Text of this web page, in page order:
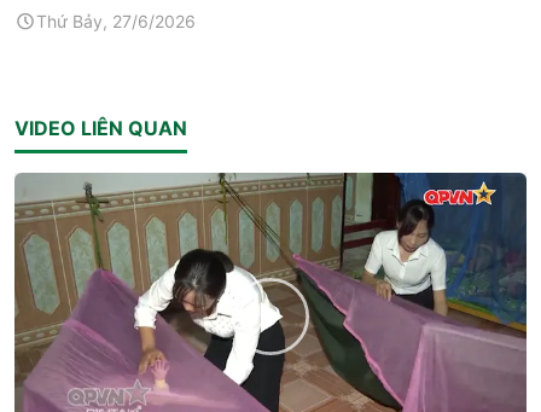
Thứ Bảy, 27/6/2026
VIDEO LIÊN QUAN